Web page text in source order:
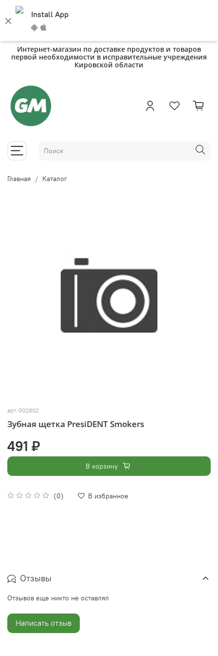
Install App
Интернет-магазин по доставке продуктов и товаров
первой необходимости в исправительные учреждения
Кировской области
Главная Каталог
арт. 002802
Зубная щетка PresiDENT Smokers
(0) В избранное
491 ₽
В корзину
Отзывы
Отзывов еще никто не оставлял
Написать отзыв